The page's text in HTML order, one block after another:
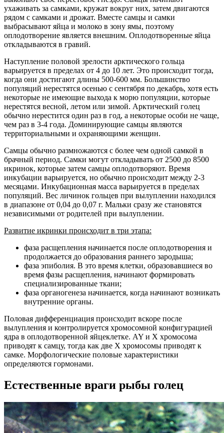
ухаживать за самками, кружат вокруг них, затем двигаются
рядом с самками и дрожат. Вместе самцы и самки
выбрасывают яйца и молоко в зону ямы, поэтому
оплодотворение является внешним. Оплодотворенные яйца
откладываются в гравий.
Наступление половой зрелости арктического гольца
варьируется в пределах от 4 до 10 лет. Это происходит тогда,
когда они достигают длины 500-600 мм. Большинство
популяций нерестятся осенью с сентября по декабрь, хотя есть
некоторые не имеющие выхода к морю популяции, которые
нерестятся весной, летом или зимой. Арктический голец
обычно нерестится один раз в год, а некоторые особи не чаще,
чем раз в 3-4 года. Доминирующие самцы являются
территориальными и охраняющими женщин.
Самцы обычно размножаются с более чем одной самкой в
брачный период. Самки могут откладывать от 2500 до 8500
икринок, которые затем самцы оплодотворяют. Время
инкубации варьируется, но обычно происходит между 2-3
месяцами. Инкубационная масса варьируется в пределах
популяций. Вес личинок гольцев при вылуплении находился
в диапазоне от 0,04 до 0,07 г. Мальки сразу же становятся
независимыми от родителей при вылуплении.
Развитие икринки происходит в три этапа:
фаза расщепления начинается после оплодотворения и
продолжается до образования раннего зародыша;
фаза эпиболия. В это время клетки, образовавшиеся во
время фазы расщепления, начинают формировать
специализированные ткани;
фаза органогенеза начинается, когда начинают возникать
внутренние органы.
Половая дифференциация происходит вскоре после
вылупления и контролируется хромосомной конфигурацией
ядра в оплодотворенной яйцеклетке. AY и X хромосома
приводят к самцу, тогда как две X хромосомы приводят к
самке. Морфологические половые характеристики
определяются гормонами.
Естественные враги рыбы голец